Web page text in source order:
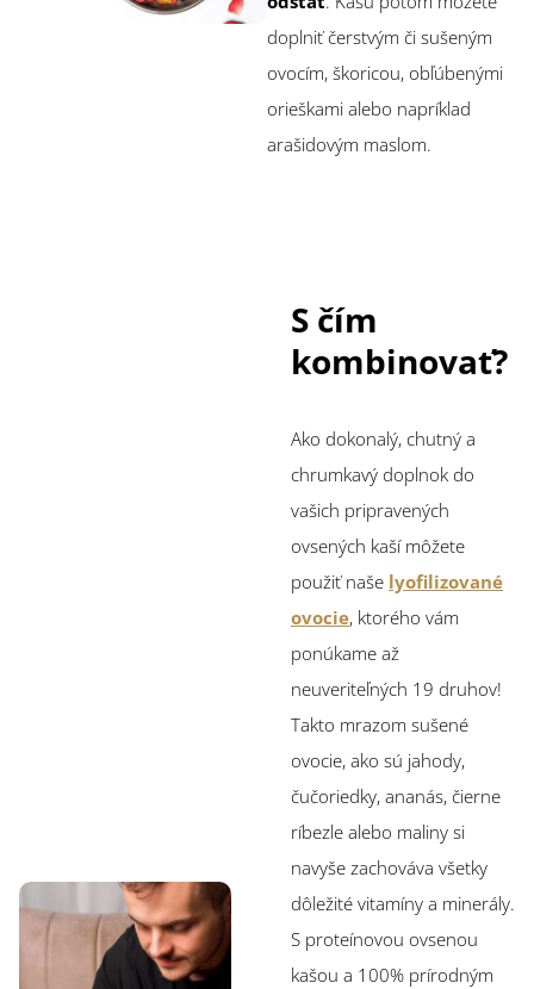
doplniť čerstvým či sušeným
ovocím, škoricou, obľúbenými
orieškami alebo napríklad
arašidovým maslom.
S čím
kombinovať?
Ako dokonalý, chutný a
chrumkavý doplnok do
vašich pripravených
ovsených kaší môžete
použiť naše lyofilizované
ovocie, ktorého vám
ponúkame až
neuveriteľných 19 druhov!
Takto mrazom sušené
ovocie, ako sú jahody,
čučoriedky, ananás, čierne
ríbezle alebo maliny si
navyše zachováva všetky
dôležité vitamíny a minerály.
S proteínovou ovsenou
kašou a 100% prírodným